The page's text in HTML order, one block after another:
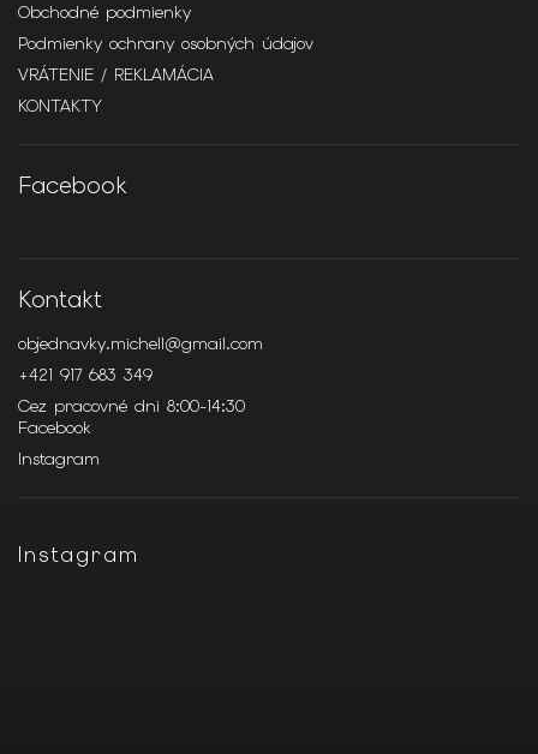
Obchodné podmienky
Podmienky ochrany osobných údajov
VRÁTENIE / REKLAMÁCIA
KONTAKTY
Facebook
Kontakt
objednavky.michell@gmail.com
+421 917 683 349
Cez pracovné dni 8:00-14:30
Facebook
Instagram
Instagram